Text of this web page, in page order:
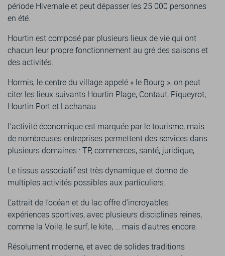
période Hivernale et peut dépasser les 25 000 personnes
en été.
Hourtin est composé par plusieurs lieux de vie qui ont
chacun leur propre fonctionnement au gré des saisons et
des activités.
Hormis, le centre du village appelé « le Bourg », on peut
citer les lieux suivants Hourtin Plage, Contaut, Piqueyrot,
Hourtin Port et Lachanau.
L’activité économique est marquée par le tourisme, mais
de nombreuses entreprises permettent des services dans
plusieurs domaines : TP, commerces, santé, juridique, …
Le tissus associatif est très dynamique et donne de
multiples activités possibles aux particuliers.
L’attrait de l’océan et du lac offre d’incroyables
expériences sportives, avec plusieurs disciplines reines,
comme la Voile, le surf, le kite, … mais d’autres encore.
Résolument moderne, et avec de solides traditions